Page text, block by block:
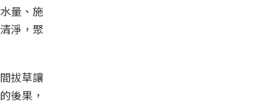
量、施
淨，聚
拔草讓
後果，